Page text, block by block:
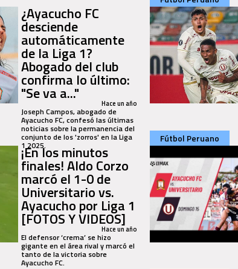
¿Ayacucho FC
desciende
automáticamente
de la Liga 1?
Abogado del club
confirma lo último:
"Se va a..." Hace un año
Joseph Campos, abogado de
Ayacucho FC, confesó las últimas
noticias sobre la permanencia del
conjunto de los 'zorros' en la Liga
1 2025.
¡En los minutos
finales! Aldo Corzo
marcó el 1-0 de
Universitario vs.
Ayacucho por Liga 1
[FOTOS Y VIDEOS]
Hace un año
El defensor ‘crema’ se hizo
gigante en el área rival y marcó el
tanto de la victoria sobre
Ayacucho FC.
Fútbol Peruano